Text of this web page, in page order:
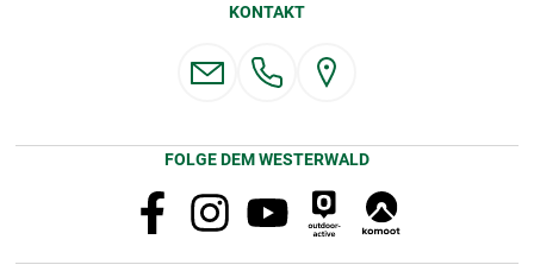
KONTAKT
FOLGE DEM WESTERWALD